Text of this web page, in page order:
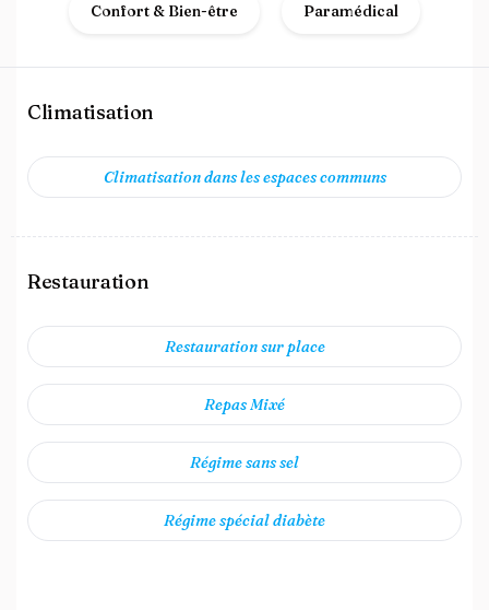
Confort & Bien-être Paramédical
Climatisation
Climatisation dans les espaces communs
Restauration
Restauration sur place
Repas Mixé
Régime sans sel
Régime spécial diabète